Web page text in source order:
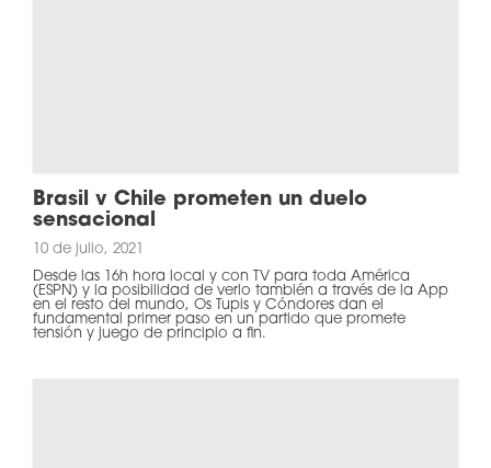
Brasil v Chile prometen un duelo
sensacional
10 de julio, 2021
Desde las 16h hora local y con TV para toda América
(ESPN) y la posibilidad de verlo también a través de la App
en el resto del mundo, Os Tupis y Cóndores dan el
fundamental primer paso en un partido que promete
tensión y juego de principio a fin.